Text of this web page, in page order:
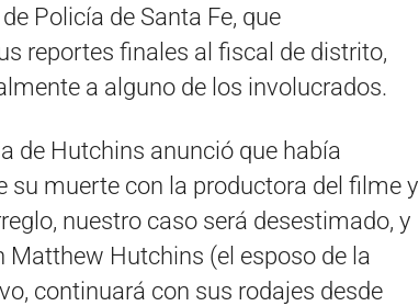
Policía de Santa Fe, que
reportes finales al fiscal de distrito,
a alguno de los involucrados.
de Hutchins anunció que había
su muerte con la productora del filme y
nuestro caso será desestimado, y
Matthew Hutchins (el esposo de la
continuará con sus rodajes desde